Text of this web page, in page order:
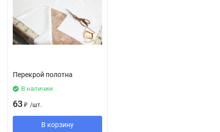
Перекрой полотна
В наличии
63 ₽ /шт.
В корзину